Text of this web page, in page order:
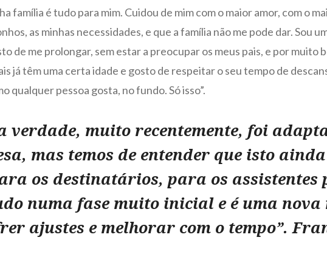
família é tudo para mim. Cuidou de mim com o maior amor, com o
as minhas necessidades, e que a família não me pode dar. Sou
de me prolongar, sem estar a preocupar os meus pais, e por muito
já têm uma certa idade e gosto de respeitar o seu tempo de
qualquer pessoa gosta, no fundo. Só isso”.
verdade, muito recentemente, foi
mas temos de entender que isto
os destinatários, para os assistentes
numa fase muito inicial e é uma nova
ajustes e melhorar com o tempo”.